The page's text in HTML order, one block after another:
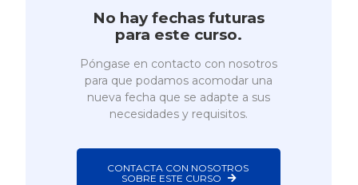
No hay fechas futuras
para este curso.
Póngase en contacto con nosotros
para que podamos acomodar una
nueva fecha que se adapte a sus
necesidades y requisitos.
CONTACTA CON NOSOTROS
SOBRE ESTE CURSO